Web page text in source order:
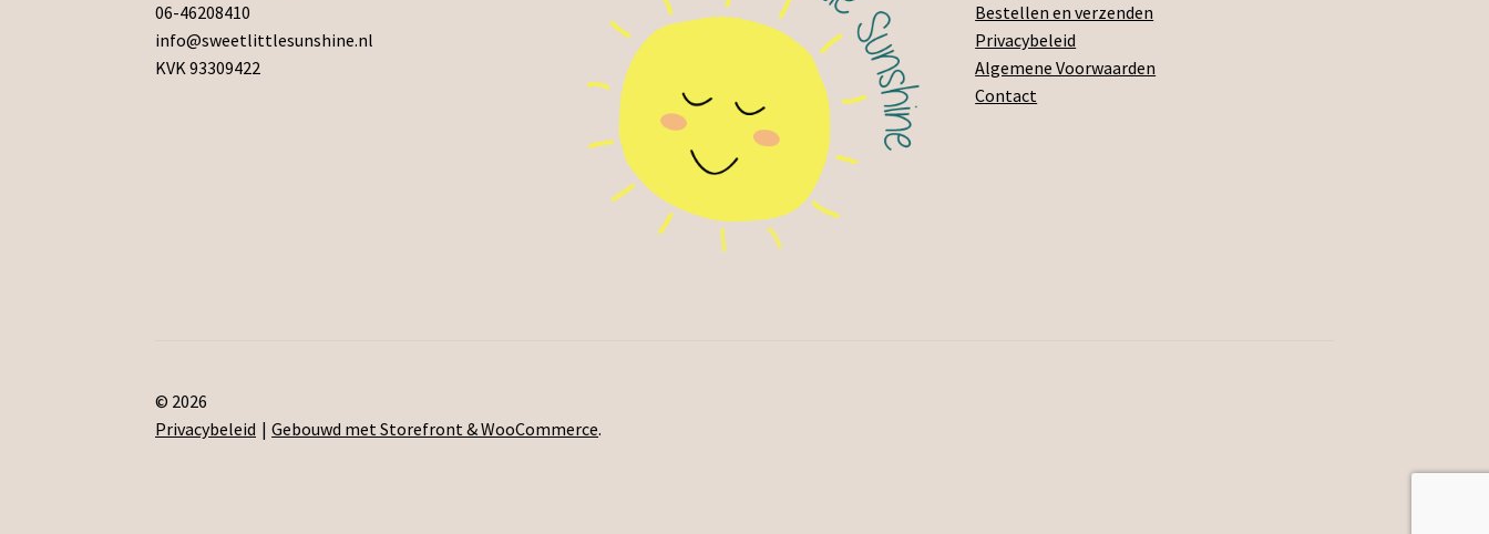
06-46208410
info@sweetlittlesunshine.nl
KVK 93309422
Bestellen en verzenden
Privacybeleid
Algemene Voorwaarden
Contact
© 2026
Privacybeleid
Gebouwd met Storefront & WooCommerce.